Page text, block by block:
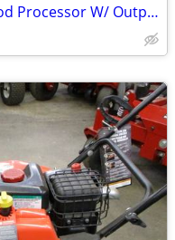
Range-Road EcoPro 200 Firewood Processor W/ Output Chute- Brand New!